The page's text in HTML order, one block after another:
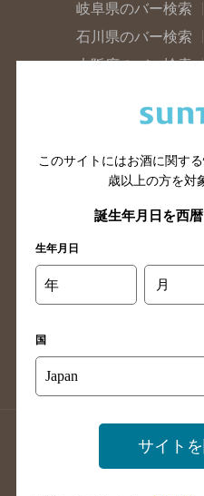
岐阜県のバー検索
石川県のバー検索
大阪府のバー検索
滋賀県のバー検索
山口県のバー検索
島根県のバー検索
高知県のバー検索
長崎県のバー検索
店舗登録方法のご案内
掲載店舗
このサイトにはお酒に関す
歳以上の方を対
誕生年月日を西
生年月日
年 月
国
サイト